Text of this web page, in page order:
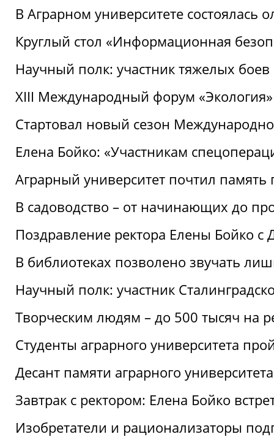
В Аграрном университете состоялась
Круглый стол «Информационная
Научный полк: участник тяжелых
XIII Международный форум
Стартовал новый сезон
Елена Бойко: «Участникам
Аграрный университет почтил
В садоводство – от начинающих до
Поздравление ректора Елены Бойко
В библиотеках позволено звучать
Научный полк: участник
Творческим людям – до 500 тысяч на
Студенты аграрного университета
Десант памяти аграрного
Завтрак с ректором: Елена Бойко
Изобретатели и рационализаторы